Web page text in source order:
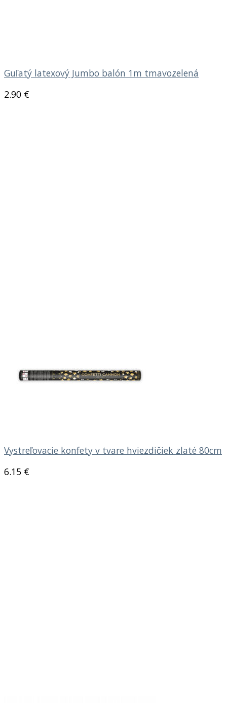
Guľatý latexový Jumbo balón 1m tmavozelená
2.90 €
Vystreľovacie konfety v tvare hviezdičiek zlaté 80cm
6.15 €